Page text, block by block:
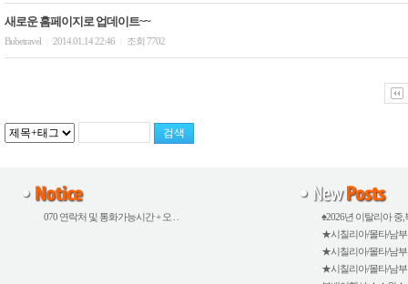
새로운 홈페이지로 업데이트~~
Bubetravel 2014.01.14 22:46 조회 7702
♠2026년 이탈리아 중,
★시칠리아/몰타/남
★시칠리아/몰타/남
★시칠리아/몰타/남
070 연락처 및 통화가능시간 + 오 . .